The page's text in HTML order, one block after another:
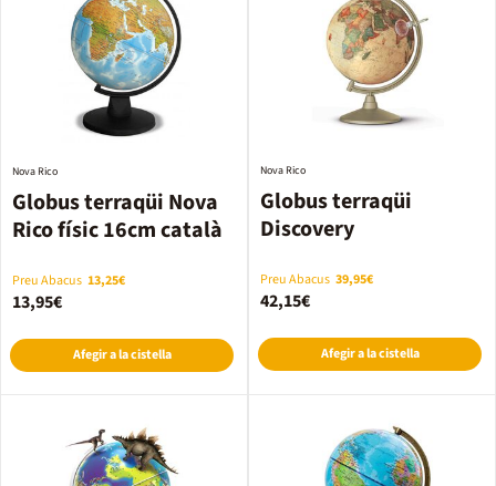
Globus terraqüi Nova
Rico físic 16cm català
Nova Rico
Preu Abacus 13,25€
13,95€
Afegir a la cistella
Globus terraqüi
Discovery
Nova Rico
Preu Abacus 39,95€
42,15€
Afegir a la cistella